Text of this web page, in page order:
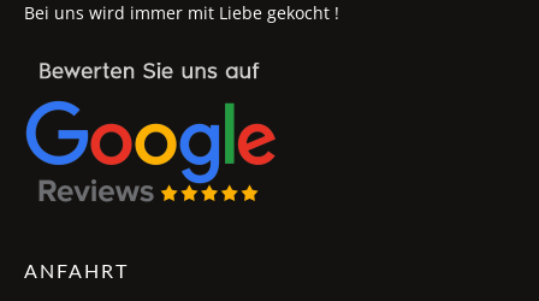
Bei uns wird immer mit Liebe gekocht !
ANFAHRT